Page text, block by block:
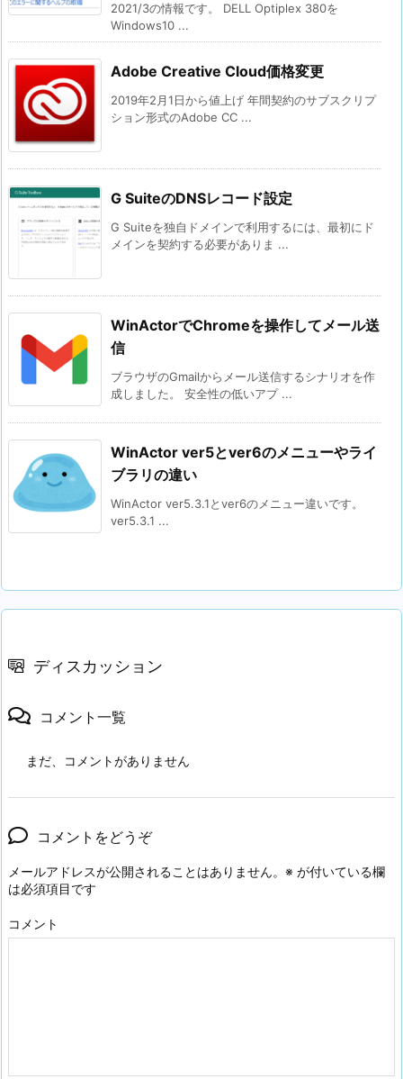
2021/3の情報です。 DELL Optiplex 380を
Windows10 ...
Adobe Creative Cloud価格変更
2019年2月1日から値上げ 年間契約のサブスクリプ
ション形式のAdobe CC ...
G SuiteのDNSレコード設定
G Suiteを独自ドメインで利用するには、最初にド
メインを契約する必要がありま ...
WinActorでChromeを操作してメール送
信
ブラウザのGmailからメール送信するシナリオを作
成しました。 安全性の低いアプ ...
WinActor ver5とver6のメニューやライ
ブラリの違い
WinActor ver5.3.1とver6のメニュー違いです。
ver5.3.1 ...
ディスカッション
コメント一覧
まだ、コメントがありません
コメントをどうぞ
メールアドレスが公開されることはありません。 ※ が付いている欄
は必須項目です
コメント